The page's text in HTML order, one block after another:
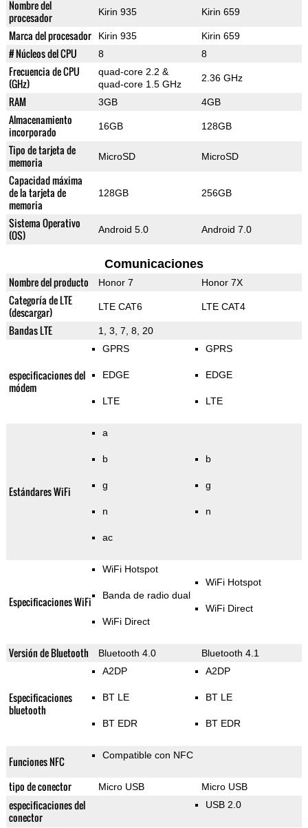
Nombre del
procesador
Kirin 935 Kirin 659
Marca del procesador Kirin 935 Kirin 659
# Núcleos del CPU 8 8
Frecuencia de CPU
(GHz)
quad-core 2.2 &
quad-core 1.5 GHz
2.36 GHz
RAM 3GB 4GB
Almacenamiento
incorporado
16GB 128GB
Tipo de tarjeta de
memoria
MicroSD MicroSD
Capacidad máxima
de la tarjeta de
memoria
128GB 256GB
Sistema Operativo
(OS)
Android 5.0 Android 7.0
Comunicaciones
Nombre del producto Honor 7 Honor 7X
Categoría de LTE
(descargar)
LTE CAT6 LTE CAT4
Bandas LTE 1, 3, 7, 8, 20
especificaciones del
módem
GPRS
EDGE
LTE
GPRS
EDGE
LTE
Estándares WiFi
a
b
g
n
ac
b
g
n
Especificaciones WiFi
WiFi Hotspot
Banda de radio dual
WiFi Direct
WiFi Hotspot
WiFi Direct
Versión de Bluetooth Bluetooth 4.0 Bluetooth 4.1
Especificaciones
bluetooth
A2DP
BT LE
BT EDR
A2DP
BT LE
BT EDR
Funciones NFC Compatible con NFC
tipo de conector Micro USB Micro USB
especificaciones del
conector
USB 2.0